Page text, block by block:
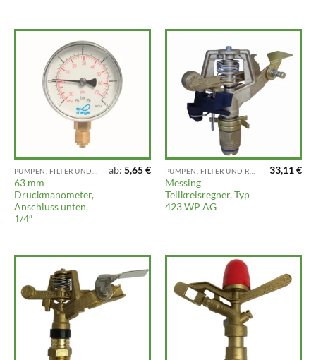
PUMPEN, FILTER UND REGNER
63 mm
Druckmanometer,
Anschluss unten,
1/4″
ab:5,65€ PUMPEN, FILTER UND REGNER
Messing
Teilkreisregner, Typ
423 WP AG
33,11€